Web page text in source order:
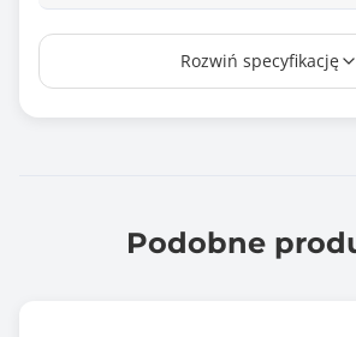
Wydajność*
Chip
HP: Color LaserJet Pro: M454dn,
Rozwiń specyfikację
Podobne